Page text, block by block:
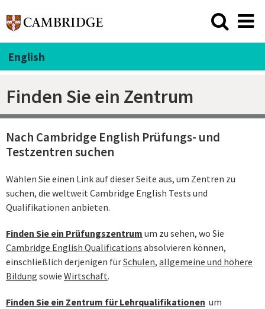
English
Finden Sie ein Zentrum
Nach Cambridge English Prüfungs- und
Testzentren suchen
Wählen Sie einen Link auf dieser Seite aus, um Zentren zu
suchen, die weltweit Cambridge English Tests und
Qualifikationen anbieten.
Finden Sie ein Prüfungszentrum um zu sehen, wo Sie
Cambridge English Qualifications absolvieren können,
einschließlich derjenigen fürSchulen, allgemeine und höhere
Bildung sowie Wirtschaft.
Finden Sie ein Zentrum für Lehrqualifikationen um